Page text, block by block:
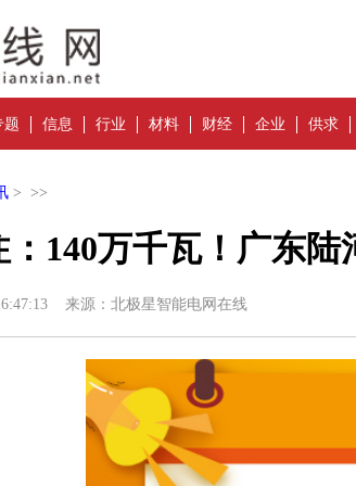
题 信息 行业 材料 财经 企业 供求
> >>
140万千瓦！广东
来源：北极星智能电网在线